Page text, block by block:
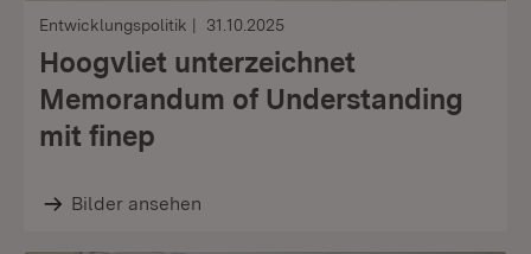
Entwicklungspolitik 31.10.2025
Hoogvliet unterzeichnet
Memorandum of Understanding
mit finep
Bilder ansehen